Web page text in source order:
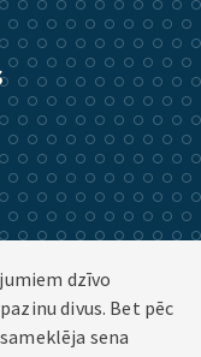
dzīvo
divus. Bet pēc
sena